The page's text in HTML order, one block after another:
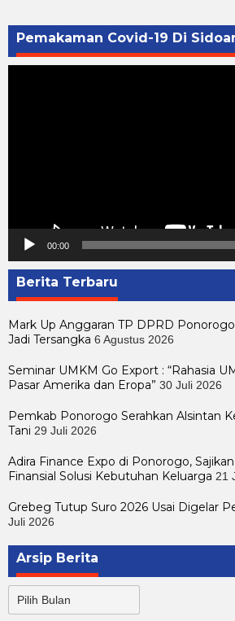
Pemakaman Covid-19 Di
00:00
Berita Terbaru
Mark Up Anggaran TP DPRD
Jadi Tersangka 6 Agustus 2026
Seminar UMKM Go Export : “Rahasia
Pasar Amerika dan Eropa” 30 Juli 2026
Pemkab Ponorogo Serahkan Alsintan
Tani 29 Juli 2026
Adira Finance Expo di Ponorogo,
Finansial Solusi Kebutuhan Keluarga 21
Grebeg Tutup Suro 2026 Usai Digelar
Juli 2026
Arsip Berita
Berita